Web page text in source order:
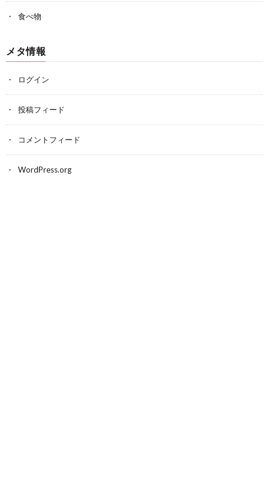
食べ物
メタ情報
ログイン
投稿フィード
コメントフィード
WordPress.org